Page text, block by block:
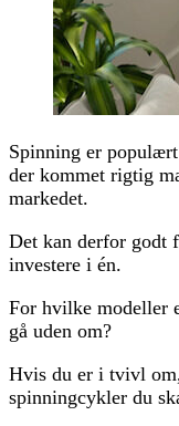
Spinning er
der kommet rigtig
markedet.
Det kan derfor godt
investere i én.
For hvilke modeller
gå uden om?
Hvis du er i tvivl
spinningcykler du